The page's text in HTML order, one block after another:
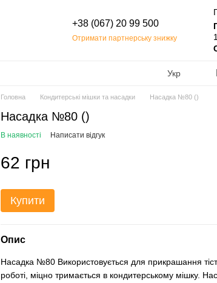
+38 (067) 20 99 500
Отримати партнерську знижку
Укр
Головна Кондитерські мішки та насадки Насадка №80 ()
Насадка №80 ()
В наявності Написати відгук
62 грн
Купити
Опис
Насадка №80 Використовується для прикрашання
роботі, міцно тримається в кондитерському мішку.